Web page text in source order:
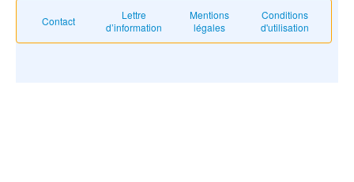
Contact
Lettre
d’information
Mentions
légales
Conditions
d'utilisation